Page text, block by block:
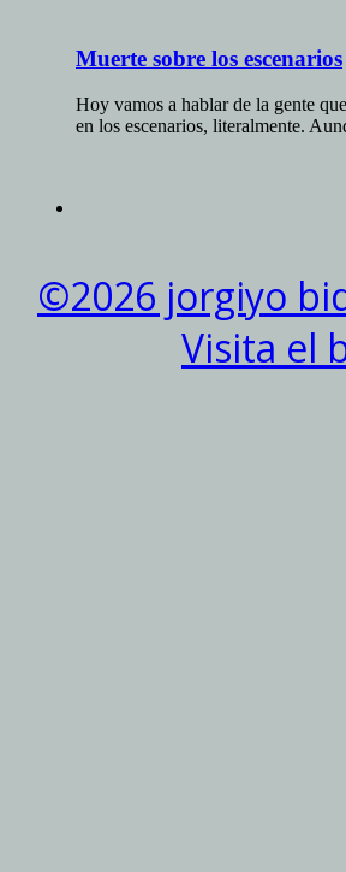
Muerte sobre los escenarios
Hoy vamos a hablar de la gente
en los escenarios, literalmente.
©2026 jorgiyo
Visita el